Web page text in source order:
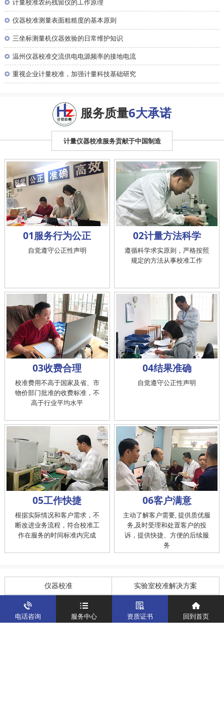
◎ 计量校准农药残留仪的工作原理
◎ 仪器校准测量表面粗糙度的基本原则
◎ 三坐标测量机仪器效验的日常维护知识
◎ 温州仪器校准交流供电电源频率的接地电流
◎ 重视企业计量校准，加强计量科技基础研究
服务质量6大承诺
计量仪器校准服务贡献于中国制造
01服务行为公正
自觉遵守公正性声明
02计量方法科学
遵循科学求实原则，严格按照
规定的方法从事校准工作
03收费合理
校准费用不高于国家及省、市
物价部门批准的收费标准，不
高于行业平均水平
04结果准确
自觉遵守公正性声明
05工作快捷
根据实际情况和客户需求，不
断改进业务流程，符合校准工
作在服务的时间标准内完成
06客户满意
主动了解客户需要, 提供质优服
务,及时受理和处置客户的投
诉，提供快捷、方便的后续服
务
仪器校准 实验室校准解决方案
制造仪器校准解决方案 计量校准实验室
关于我们 新闻资讯
电话咨询 服务中心 资质证书 回到首页